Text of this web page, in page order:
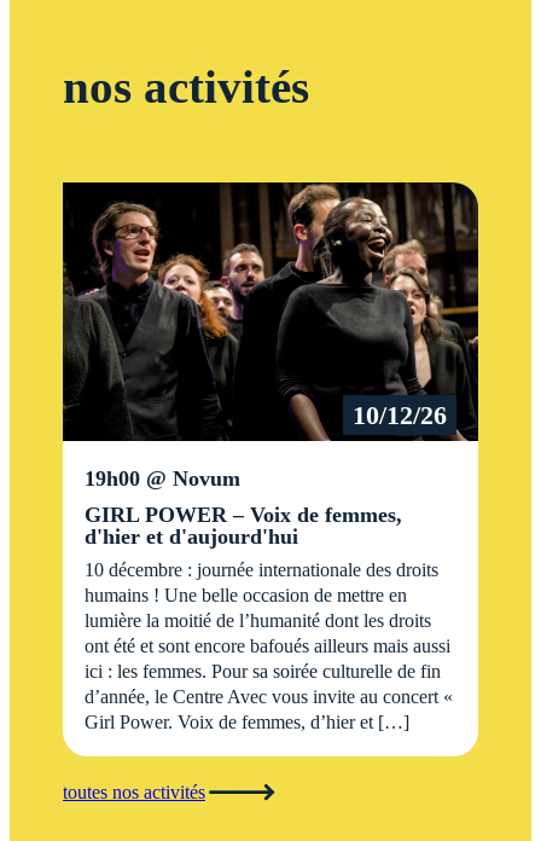
nos activités
GIRL POWER – Voix de femmes,
d'hier et d'aujourd'hui
19h00 Novum
10 décembre : journée internationale des droits
humains ! Une belle occasion de mettre en
lumière la moitié de l’humanité dont les droits
ont été et sont encore bafoués ailleurs mais aussi
ici : les femmes. Pour sa soirée culturelle de fin
d’année, le Centre Avec vous invite au concert «
Girl Power. Voix de femmes, d’hier et […]
10/12/26
toutes nos activités